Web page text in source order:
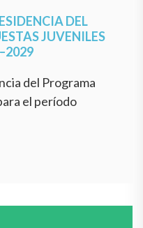
DEL
JUVENILES
del Programa
el período